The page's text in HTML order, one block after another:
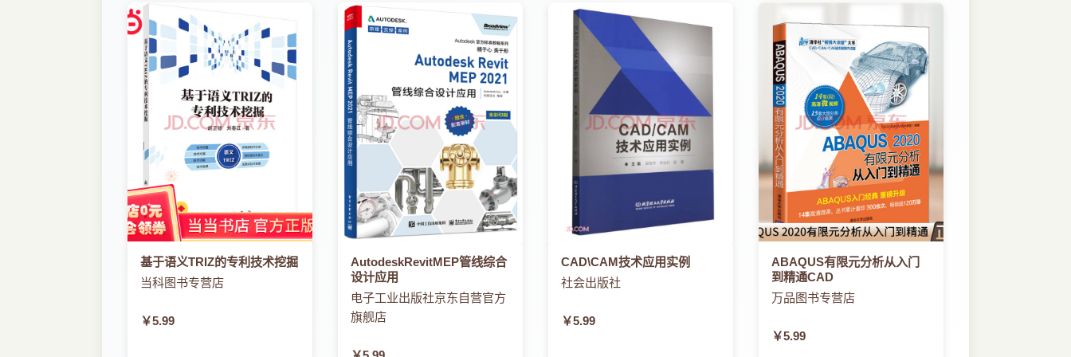
基于语义TRIZ的专利技术挖掘
当科图书专营店
￥5.99
AutodeskRevitMEP管线综合
设计应用
电子工业出版社京东自营官方
旗舰店
CAD\CAM技术应用实例
社会出版社
￥5.99
ABAQUS有限元分析从入门
到精通CAD
万品图书专营店
￥5.99